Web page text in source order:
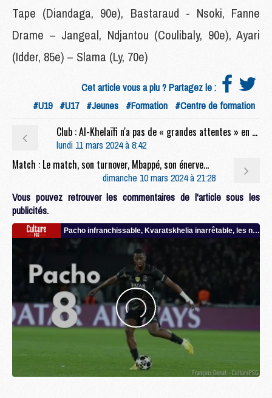
Tape (Diandaga, 90e), Bastaraud - Nsoki, Fanne
Drame – Jangeal, Ndjantou (Coulibaly, 90e), Ayari
(Idder, 85e) – Slama (Ly, 70e)
Cet article vous a plu ? Partagez le :
#U19 #U17 #Jeunes #Formation #Centre de formation
Club : Al-Khelaïfi n'a pas de « grandes attentes » en Champions League cette saison
lundi 11 mars 2024 à 8:42
Match : Le match, son turnover, Mbappé, son énervement, etc, la conf' complète de Luis Enrique après PSG/Reims (2-2)
dimanche 10 mars 2024 à 21:28
Vous pouvez retrouver les commentaires de l'article sous les
publicités.